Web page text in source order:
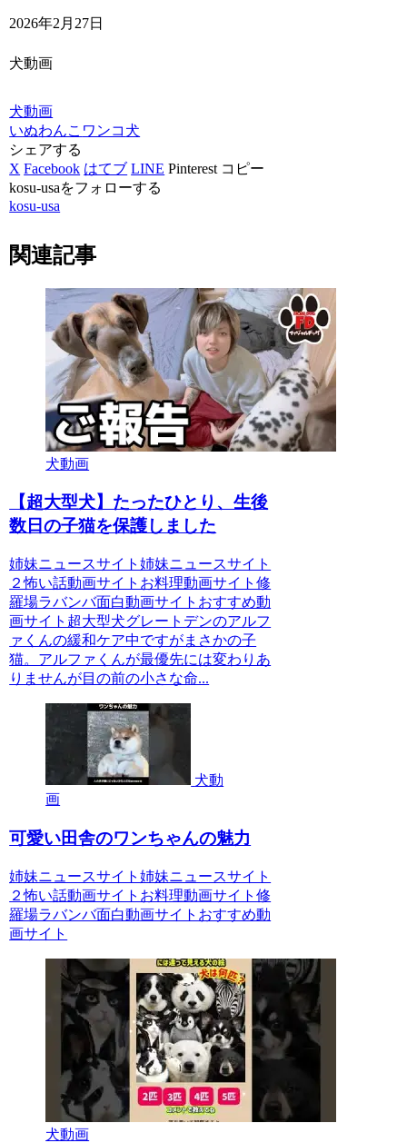
2026年2月27日
犬動画
犬動画
いぬわんこ ワンコ 犬
シェアする
X Facebook はてブ LINE Pinterest コピー
kosu-usaをフォローする
kosu-usa
関連記事
犬動画
【超大型犬】たったひとり、生後
数日の子猫を保護しました
姉妹ニュースサイト姉妹ニュースサイト
２怖い話動画サイトお料理動画サイト修
羅場ラバンバ面白動画サイトおすすめ動
画サイト超大型犬グレートデンのアルフ
ァくんの緩和ケア中ですがまさかの子
猫。アルファくんが最優先には変わりあ
りませんが目の前の小さな命...
犬動
画
可愛い田舎のワンちゃんの魅力
姉妹ニュースサイト姉妹ニュースサイト
２怖い話動画サイトお料理動画サイト修
羅場ラバンバ面白動画サイトおすすめ動
画サイト
犬動画